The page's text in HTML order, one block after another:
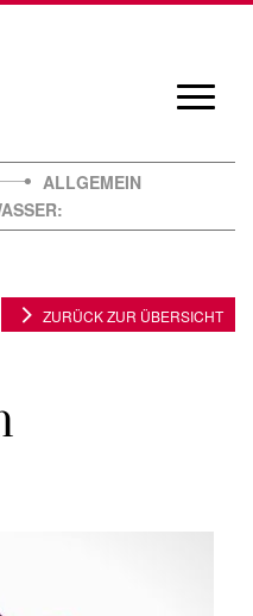
ALLGEMEIN
ZURÜCK ZUR ÜBERSICHT